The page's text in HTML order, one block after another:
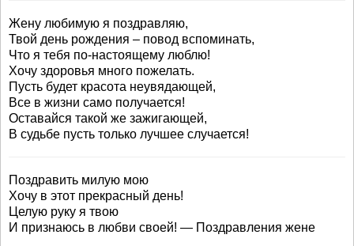
Жену любимую я поздравляю,
Твой день рождения – повод вспоминать,
Что я тебя по-настоящему люблю!
Хочу здоровья много пожелать.
Пусть будет красота неувядающей,
Все в жизни само получается!
Оставайся такой же зажигающей,
В судьбе пусть только лучшее случается!
Поздравить милую мою
Хочу в этот прекрасный день!
Целую руку я твою
И признаюсь в любви своей! — Поздравления жене